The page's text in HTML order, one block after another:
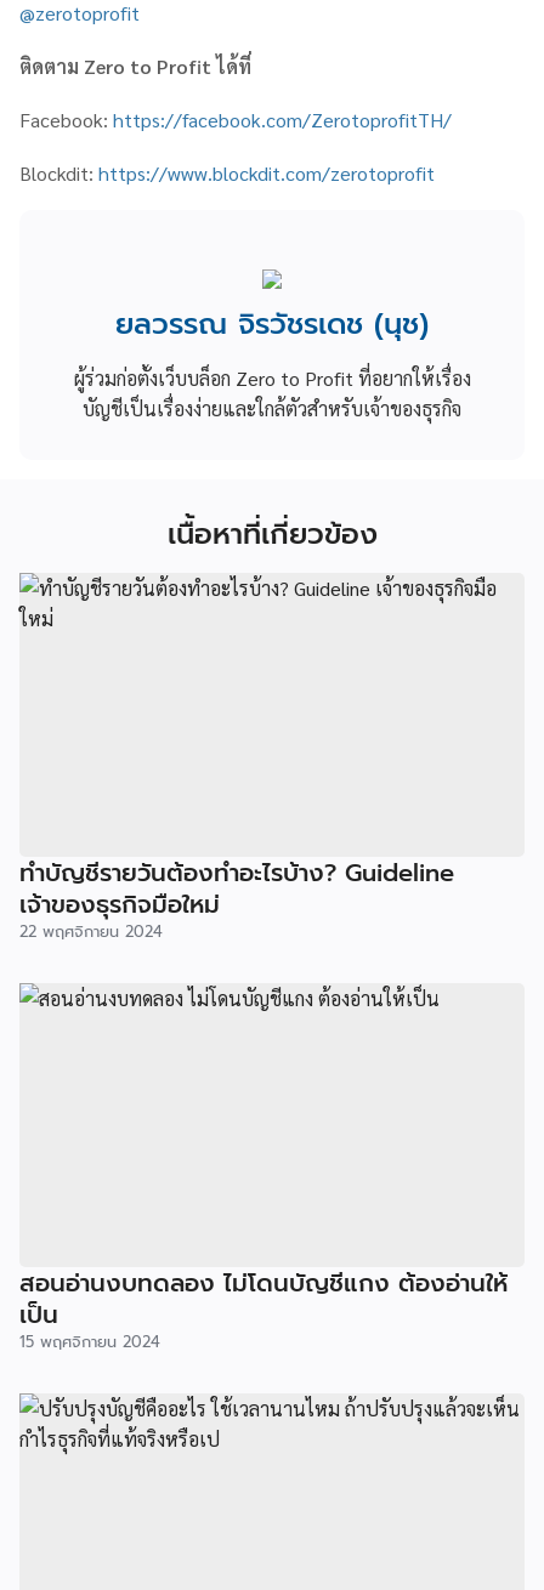
@zerotoprofit
ติดตาม Zero to Profitได้ที่
Facebook: https://facebook.com/ZerotoprofitTH/
Blockdit: https://www.blockdit.com/zerotoprofit
ยลวรรณ จิรวัชรเดช (นุช)
ผู้ร่วมก่อตั้งเว็บบล็อก Zero to Profit ที่อยากให้เรื่อง
บัญชีเป็นเรื่องง่ายและใกล้ตัวสำหรับเจ้าของธุรกิจ
เนื้อหาที่เกี่ยวข้อง
ทำบัญชีรายวันต้องทำอะไรบ้าง? Guideline
เจ้าของธุรกิจมือใหม่
22 พฤศจิกายน 2024
สอนอ่านงบทดลอง ไม่โดนบัญชีแกง ต้องอ่านให้
เป็น
15 พฤศจิกายน 2024